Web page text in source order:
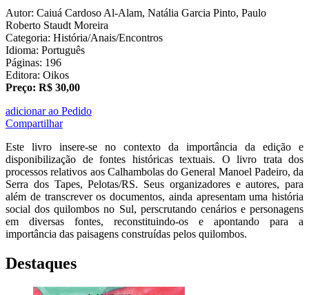
Autor: Caiuá Cardoso Al-Alam, Natália Garcia Pinto, Paulo
Roberto Staudt Moreira
Categoria: História/Anais/Encontros
Idioma: Português
Páginas: 196
Editora: Oikos
Preço: R$ 30,00
adicionar ao Pedido
Compartilhar
Este livro insere-se no contexto da importância da edição e
disponibilização de fontes históricas textuais. O livro trata dos
processos relativos aos Calhambolas do General Manoel Padeiro, da
Serra dos Tapes, Pelotas/RS. Seus organizadores e autores, para
além de transcrever os documentos, ainda apresentam uma história
social dos quilombos no Sul, perscrutando cenários e personagens
em diversas fontes, reconstituindo-os e apontando para a
importância das paisagens construídas pelos quilombos.
Destaques